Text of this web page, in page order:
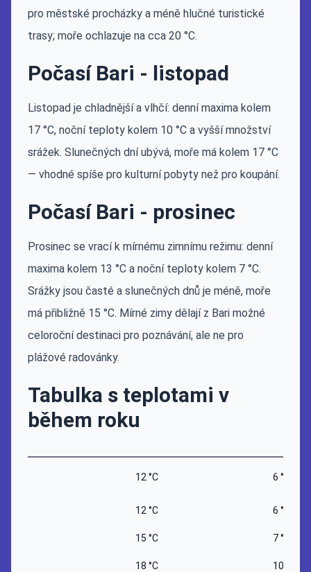
pro městské procházky a méně hlučné turistické
trasy; moře ochlazuje na cca 20 °C.
Počasí Bari - listopad
Listopad je chladnější a vlhčí: denní maxima kolem
17 °C, noční teploty kolem 10 °C a vyšší množství
srážek. Slunečných dní ubývá, moře má kolem 17 °C
— vhodné spíše pro kulturní pobyty než pro koupání.
Počasí Bari - prosinec
Prosinec se vrací k mírnému zimnímu režimu: denní
maxima kolem 13 °C a noční teploty kolem 7 °C.
Srážky jsou časté a slunečných dnů je méně, moře
má přibližně 15 °C. Mírné zimy dělají z Bari možné
celoroční destinaci pro poznávání, ale ne pro
plážové radovánky.
Tabulka s teplotami v
během roku
12 °C 6 °C
12 °C 6 °C
15 °C 7 °C
18 °C 10 °C